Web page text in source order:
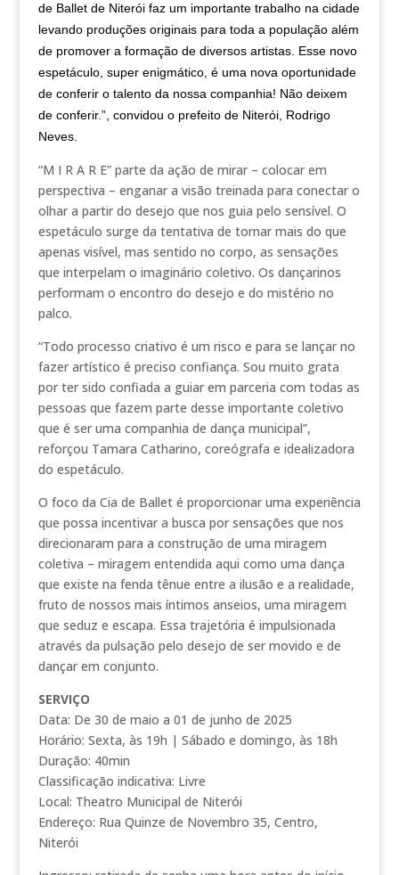
de Ballet de Niterói faz um importante trabalho na cidade
levando produções originais para toda a população além
de promover a formação de diversos artistas. Esse novo
espetáculo, super enigmático, é uma nova oportunidade
de conferir o talento da nossa companhia! Não deixem
de conferir.”, convidou o prefeito de Niterói, Rodrigo
Neves.
“M I R A R E” parte da ação de mirar – colocar em
perspectiva – enganar a visão treinada para conectar o
olhar a partir do desejo que nos guia pelo sensível. O
espetáculo surge da tentativa de tornar mais do que
apenas visível, mas sentido no corpo, as sensações
que interpelam o imaginário coletivo. Os dançarinos
performam o encontro do desejo e do mistério no
palco.
“Todo processo criativo é um risco e para se lançar no
fazer artístico é preciso confiança. Sou muito grata
por ter sido confiada a guiar em parceria com todas as
pessoas que fazem parte desse importante coletivo
que é ser uma companhia de dança municipal”,
reforçou Tamara Catharino, coreógrafa e idealizadora
do espetáculo.
O foco da Cia de Ballet é proporcionar uma experiência
que possa incentivar a busca por sensações que nos
direcionaram para a construção de uma miragem
coletiva – miragem entendida aqui como uma dança
que existe na fenda tênue entre a ilusão e a realidade,
fruto de nossos mais íntimos anseios, uma miragem
que seduz e escapa. Essa trajetória é impulsionada
através da pulsação pelo desejo de ser movido e de
dançar em conjunto.
SERVIÇO
Data: De 30 de maio a 01 de junho de 2025
Horário: Sexta, às 19h | Sábado e domingo, às 18h
Duração: 40min
Classificação indicativa: Livre
Local: Theatro Municipal de Niterói
Endereço: Rua Quinze de Novembro 35, Centro,
Niterói